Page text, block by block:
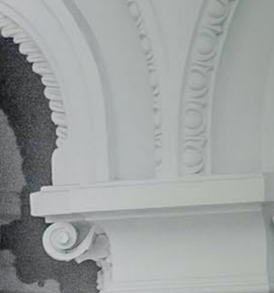
iluminación de edificios públicos. Suministro de
energía eléctrica de fuentes renovables.
Instalación solar fotovoltaica para autoconsumo.
Instalación de parque fotovoltaico. Instalación de
calderas de biomasa. Auditorías energéticas. Si
suempresa de energías renovables
esta clase de servicios, tenemos buenas noticias
para usted. Porque según nuestra base de datos,
que recoge las licitaciones públicas celebrados
en toda España, hay alrededor de mil
licitaciones activas del sector.